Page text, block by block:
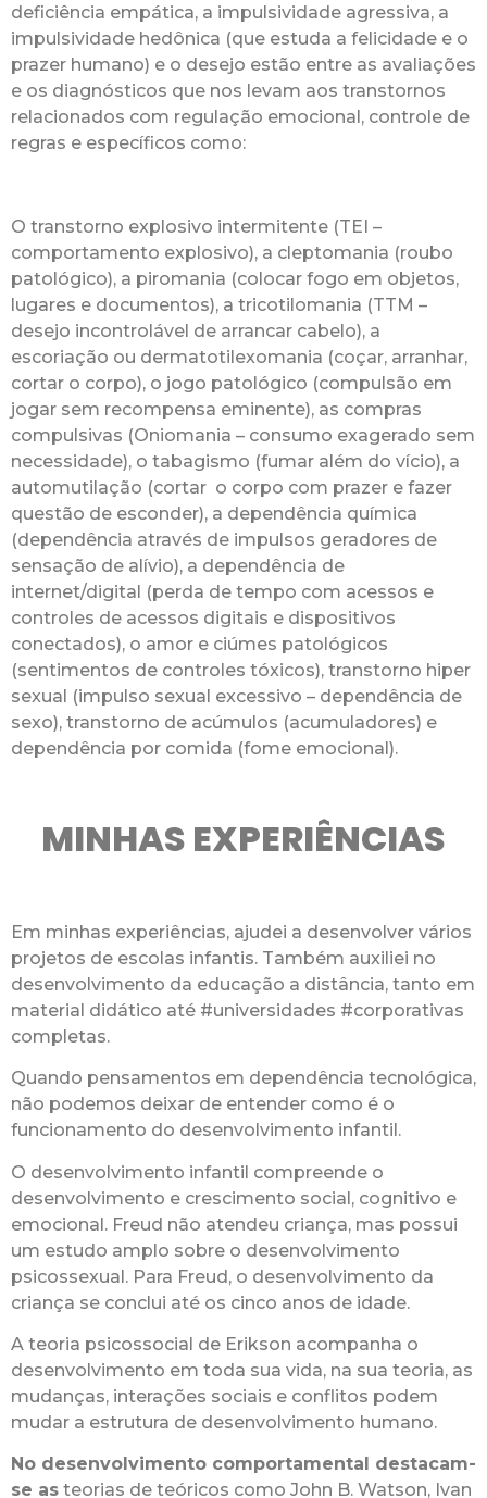
deficiência empática, a impulsividade agressiva, a
impulsividade hedônica (que estuda a felicidade e o
prazer humano) e o desejo estão entre as avaliações
e os diagnósticos que nos levam aos transtornos
relacionados com regulação emocional, controle de
regras e específicos como:
O transtorno explosivo intermitente (TEI –
comportamento explosivo), a cleptomania (roubo
patológico), a piromania (colocar fogo em objetos,
lugares e documentos), a tricotilomania (TTM –
desejo incontrolável de arrancar cabelo), a
escoriação ou dermatotilexomania (coçar, arranhar,
cortar o corpo), o jogo patológico (compulsão em
jogar sem recompensa eminente), as compras
compulsivas (Oniomania – consumo exagerado sem
necessidade), o tabagismo (fumar além do vício), a
automutilação (cortar o corpo com prazer e fazer
questão de esconder), a dependência química
(dependência através de impulsos geradores de
sensação de alívio), a dependência de
internet/digital (perda de tempo com acessos e
controles de acessos digitais e dispositivos
conectados), o amor e ciúmes patológicos
(sentimentos de controles tóxicos), transtorno hiper
sexual (impulso sexual excessivo – dependência de
sexo), transtorno de acúmulos (acumuladores) e
dependência por comida (fome emocional).
MINHAS EXPERIÊNCIAS
Em minhas experiências, ajudei a desenvolver vários
projetos de escolas infantis. Também auxiliei no
desenvolvimento da educação a distância, tanto em
material didático até #universidades #corporativas
completas.
Quando pensamentos em dependência tecnológica,
não podemos deixar de entender como é o
funcionamento do desenvolvimento infantil.
O desenvolvimento infantil compreende o
desenvolvimento e crescimento social, cognitivo e
emocional. Freud não atendeu criança, mas possui
um estudo amplo sobre o desenvolvimento
psicossexual. Para Freud, o desenvolvimento da
criança se conclui até os cinco anos de idade.
A teoria psicossocial de Erikson acompanha o
desenvolvimento em toda sua vida, na sua teoria, as
mudanças, interações sociais e conflitos podem
mudar a estrutura de desenvolvimento humano.
No desenvolvimento comportamental destacam-
se as teorias de teóricos como John B. Watson, Ivan